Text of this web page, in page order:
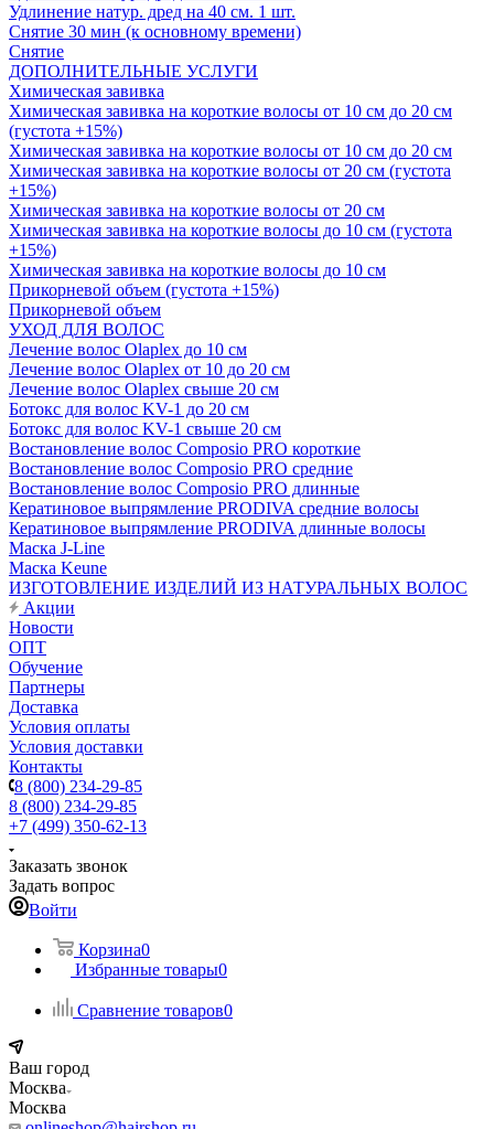
Удлинение натур. дред на 40 см. 1 шт.
Снятие 30 мин (к основному времени)
Снятие
ДОПОЛНИТЕЛЬНЫЕ УСЛУГИ
Химическая завивка
Химическая завивка на короткие волосы от 10 см до 20 см
(густота +15%)
Химическая завивка на короткие волосы от 10 см до 20 см
Химическая завивка на короткие волосы от 20 см (густота
+15%)
Химическая завивка на короткие волосы от 20 см
Химическая завивка на короткие волосы до 10 см (густота
+15%)
Химическая завивка на короткие волосы до 10 см
Прикорневой объем (густота +15%)
Прикорневой объем
УХОД ДЛЯ ВОЛОС
Лечение волос Olapleх до 10 см
Лечение волос Olapleх от 10 до 20 см
Лечение волос Olapleх свыше 20 см
Ботокс для волос KV-1 до 20 см
Ботокс для волос KV-1 свыше 20 см
Востановление волос Composio PRO короткие
Востановление волос Composio PRO средние
Востановление волос Composio PRO длинные
Кератиновое выпрямление PRODIVA средние волосы
Кератиновое выпрямление PRODIVA длинные волосы
Маска J-Line
Маска Keune
ИЗГОТОВЛЕНИЕ ИЗДЕЛИЙ ИЗ НАТУРАЛЬНЫХ ВОЛОС
Акции
Новости
ОПТ
Обучение
Партнеры
Доставка
Условия оплаты
Условия доставки
Контакты
8 (800) 234-29-85
8 (800) 234-29-85
+7 (499) 350-62-13
Заказать звонок
Задать вопрос
Войти
Корзина0
Избранные товары0
Сравнение товаров0
Ваш город
Москва
Москва